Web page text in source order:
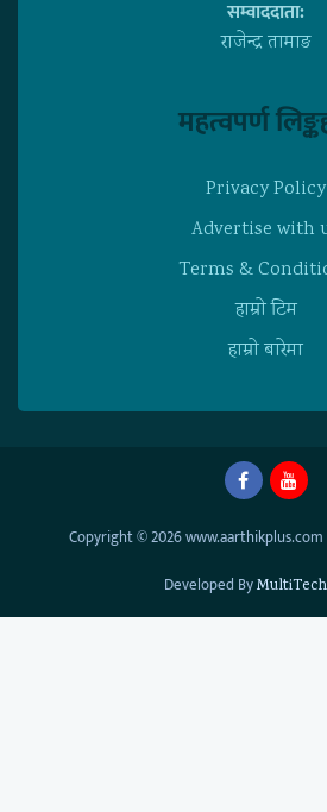
सम्वाददाता:
राजेन्द्र तामाङ
महत्वपर्ण
Privacy Policy
Advertise with
Terms &
हाम्राे टिम
हाम्राे बारेमा
Copyright © 2026 www.aarthikplus.com
Developed By